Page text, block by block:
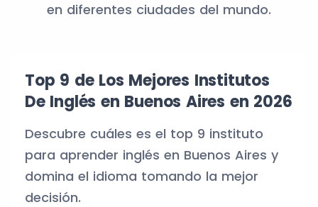
en diferentes ciudades del mundo.
Top 9 de Los Mejores Institutos
De Inglés en Buenos Aires en 2026
Descubre cuáles es el top 9 instituto
para aprender inglés en Buenos Aires y
domina el idioma tomando la mejor
decisión.